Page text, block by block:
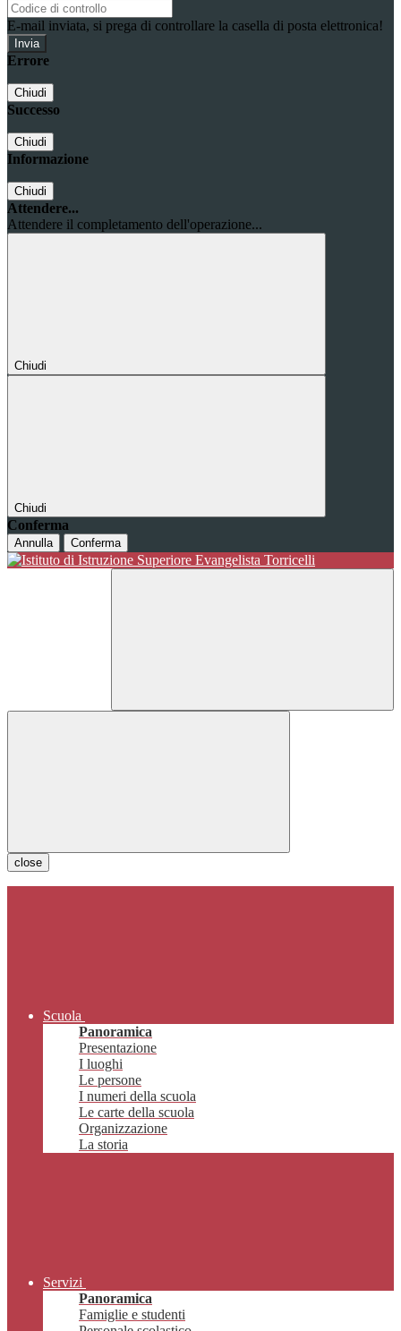
E-mail inviata, si prega di controllare la casella di posta elettronica!
Errore
Chiudi
Successo
Chiudi
Informazione
Chiudi
Attendere...
Attendere il completamento dell'operazione...
Chiudi
Chiudi
Conferma
Annulla Conferma
close
Scuola
Panoramica
Presentazione
I luoghi
Le persone
I numeri della scuola
Le carte della scuola
Organizzazione
La storia
Servizi
Panoramica
Famiglie e studenti